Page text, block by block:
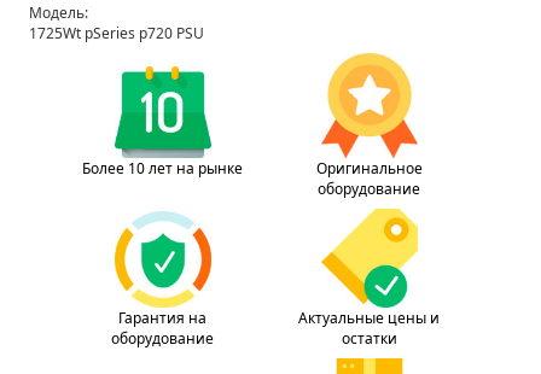
Модель:
1725Wt pSeries p720 PSU
Более 10 лет на рынке
Оригинальное
оборудование
Гарантия на
оборудование
Актуальные цены и
остатки